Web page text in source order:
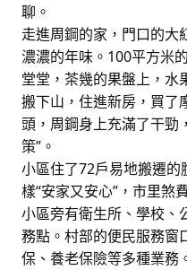
聊。
走進周鋼的家，門口的大
濃濃的年味。100平方米
堂堂，茶幾的果盤上，水
搬下山，住進新房，買了
頭，周鋼身上充滿了干勁
策”。
小區住了72戶易地搬遷
樣“安家又安心”，市里煞
小區旁有衛生所、學校、
務點。村部的便民服務窗
保、養老保險等多種業務